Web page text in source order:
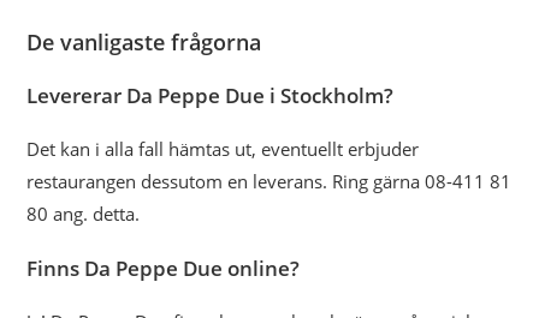
De vanligaste frågorna
Levererar Da Peppe Due i Stockholm?
Det kan i alla fall hämtas ut, eventuellt erbjuder
restaurangen dessutom en leverans. Ring gärna 08-411 81
80 ang. detta.
Finns Da Peppe Due online?